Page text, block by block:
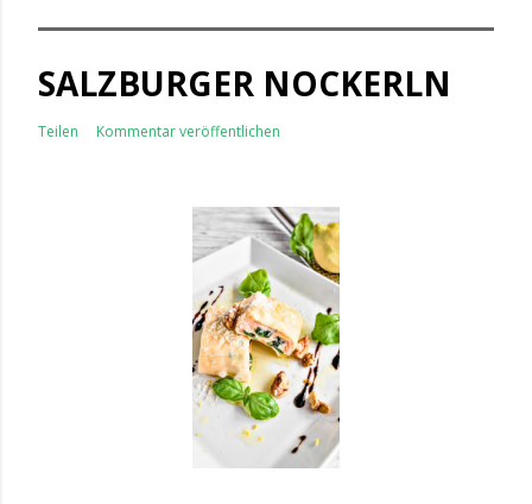
SALZBURGER NOCKERLN
Teilen Kommentar veröffentlichen